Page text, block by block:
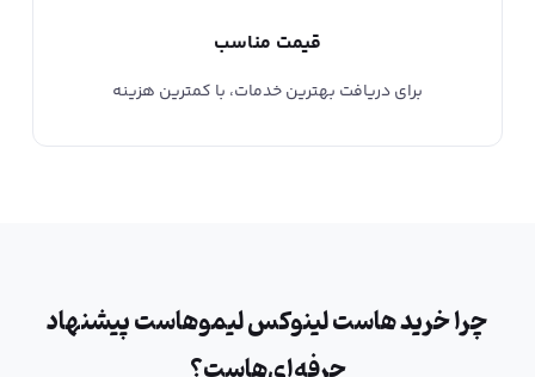
قیمت مناسب
برای دریافت بهترین خدمات، با کمترین هزینه
چرا خرید هاست لینوکس لیموهاست پیشنهاد